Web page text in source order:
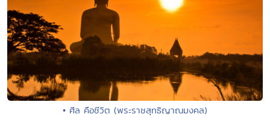
• ศีล คือชีวิต (พระราชสุทธิญาณมงคล)